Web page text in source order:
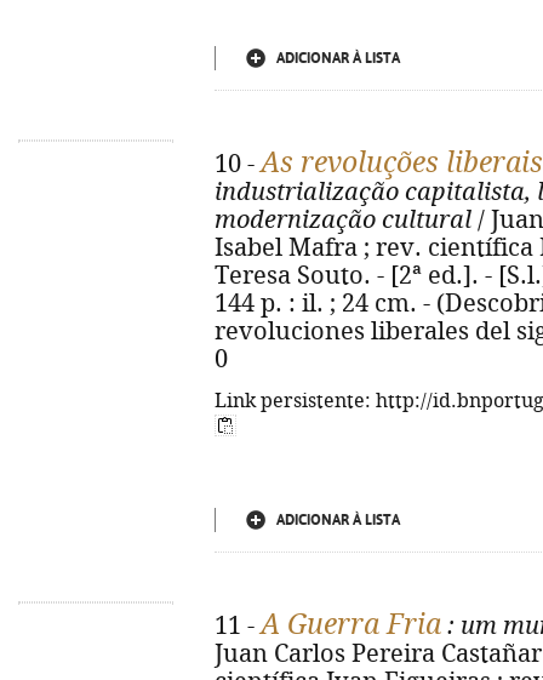
ADICIONAR À LISTA
10 -As revoluções
industrialização capitalista,
modernização cultural /
Isabel Mafra ; rev.
Teresa Souto. - [2ª ed.]. -
144 p. : il. ; 24 cm. -
revoluciones liberales del
0
Link persistente: http://
ADICIONAR À LISTA
11 -A Guerra Fria : um
Juan Carlos Pereira